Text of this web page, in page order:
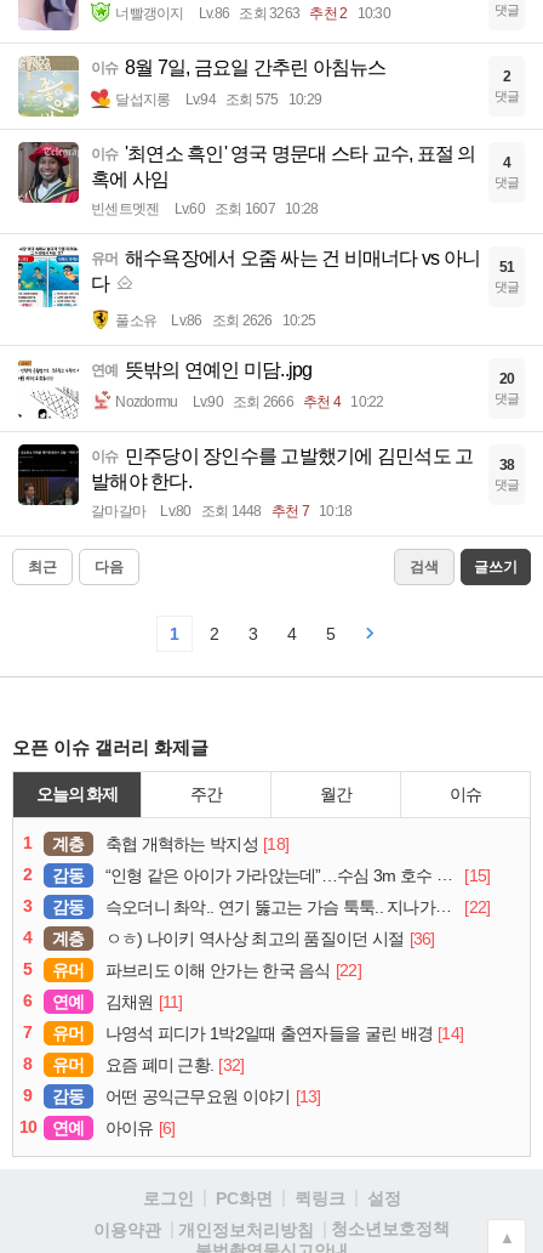
너빨갱이지 Lv.86 조회 3263 추천 2 10:30 댓글
이슈 8월 7일, 금요일 간추린 아침뉴스
달섭지롱 Lv.94 조회 575 10:29
2
댓글
이슈 '최연소 흑인' 영국 명문대 스타 교수, 표절 의
혹에 사임
빈센트멧젠 Lv.60 조회 1607 10:28
4
댓글
유머 해수욕장에서 오줌 싸는 건 비매너다 vs 아니
다
풀소유 Lv.86 조회 2626 10:25
51
댓글
연예 뜻밖의 연예인 미담..jpg
Nozdormu Lv.90 조회 2666 추천 4 10:22
20
댓글
이슈 민주당이 장인수를 고발했기에 김민석도 고
발해야 한다.
갈마갈마 Lv.80 조회 1448 추천 7 10:18
38
댓글
최근 다음 검색 글쓰기
1 2 3 4 5
오픈 이슈 갤러리 화제글
오늘의 화제 주간 월간 이슈
1 계층 축협 개혁하는 박지성 [18]
2
감동 “인형 같은 아이가 가라앉는데”…수심 3m 호수 뛰어든 60대 의인
[15]
3
감동 슥오더니 촤악.. 연기 뚫고는 가슴 툭툭.. 지나가던 아재의 정체
[22]
4
계층 ㅇㅎ) 나이키 역사상 최고의 품질이던 시절 [36]
5
유머 파브리도 이해 안가는 한국 음식 [22]
6
연예 김채원 [11]
7
유머 나영석 피디가 1박2일때 출연자들을 굴린 배경 [14]
8
유머 요즘 폐미 근황. [32]
9
감동 어떤 공익근무요원 이야기 [13]
10
연예 아이유 [6]
로그인 PC화면 퀵링크
설정
이용약관
개인정보처리방침
청소년보호정책
▲